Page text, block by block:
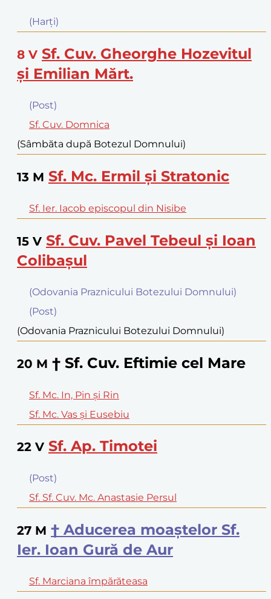
(Harţi)
8 V Sf. Cuv. Gheorghe Hozevitul
şi Emilian Mărt.
(Post)
Sf. Cuv. Domnica
(Sâmbăta după Botezul Domnului)
13 M Sf. Mc. Ermil şi Stratonic
Sf. Ier. Iacob episcopul din Nisibe
15 V Sf. Cuv. Pavel Tebeul şi Ioan
Colibaşul
(Odovania Praznicului Botezului Domnului)
(Post)
(Odovania Praznicului Botezului Domnului)
20 M † Sf. Cuv. Eftimie cel Mare
Sf. Mc. In, Pin şi Rin
Sf. Mc. Vas şi Eusebiu
22 V Sf. Ap. Timotei
(Post)
Sf. Sf. Cuv. Mc. Anastasie Persul
27 M † Aducerea moaştelor Sf.
Ier. Ioan Gură de Aur
Sf. Marciana împărăteasa